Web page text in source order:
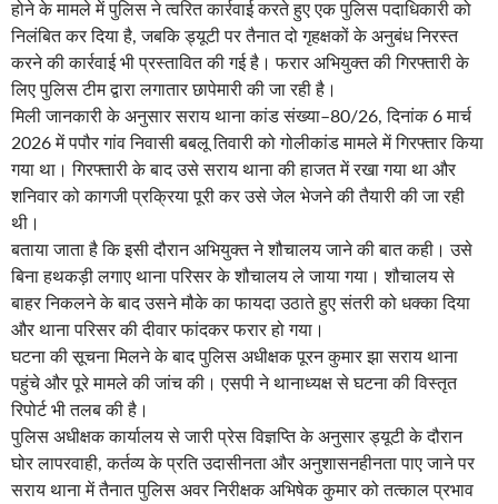
होने के मामले में पुलिस ने त्वरित कार्रवाई करते हुए एक पुलिस पदाधिकारी को
निलंबित कर दिया है, जबकि ड्यूटी पर तैनात दो गृहक्षकों के अनुबंध निरस्त
करने की कार्रवाई भी प्रस्तावित की गई है। फरार अभियुक्त की गिरफ्तारी के
लिए पुलिस टीम द्वारा लगातार छापेमारी की जा रही है।
मिली जानकारी के अनुसार सराय थाना कांड संख्या–80/26, दिनांक 6 मार्च
2026 में पपौर गांव निवासी बबलू तिवारी को गोलीकांड मामले में गिरफ्तार किया
गया था। गिरफ्तारी के बाद उसे सराय थाना की हाजत में रखा गया था और
शनिवार को कागजी प्रक्रिया पूरी कर उसे जेल भेजने की तैयारी की जा रही
थी।
बताया जाता है कि इसी दौरान अभियुक्त ने शौचालय जाने की बात कही। उसे
बिना हथकड़ी लगाए थाना परिसर के शौचालय ले जाया गया। शौचालय से
बाहर निकलने के बाद उसने मौके का फायदा उठाते हुए संतरी को धक्का दिया
और थाना परिसर की दीवार फांदकर फरार हो गया।
घटना की सूचना मिलने के बाद पुलिस अधीक्षक पूरन कुमार झा सराय थाना
पहुंचे और पूरे मामले की जांच की। एसपी ने थानाध्यक्ष से घटना की विस्तृत
रिपोर्ट भी तलब की है।
पुलिस अधीक्षक कार्यालय से जारी प्रेस विज्ञप्ति के अनुसार ड्यूटी के दौरान
घोर लापरवाही, कर्तव्य के प्रति उदासीनता और अनुशासनहीनता पाए जाने पर
सराय थाना में तैनात पुलिस अवर निरीक्षक अभिषेक कुमार को तत्काल प्रभाव